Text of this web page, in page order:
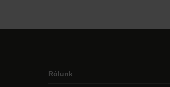
Rólunk